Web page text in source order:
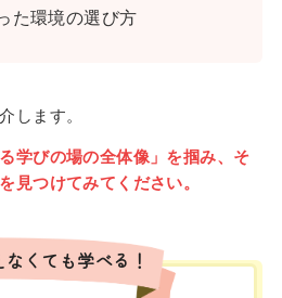
た環境の選び方
します。
学びの場の全体像」を掴み、そ
見つけてみてください。
くても学べる！